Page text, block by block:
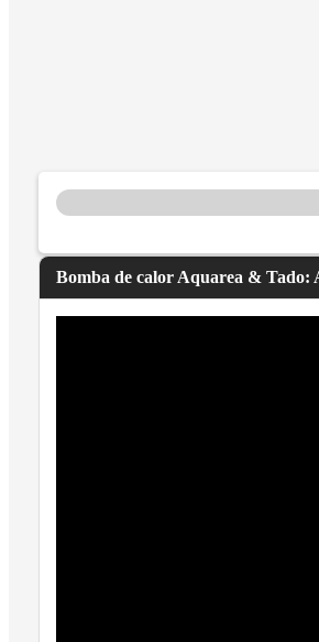
Bomba de calor Aquarea & Tado: